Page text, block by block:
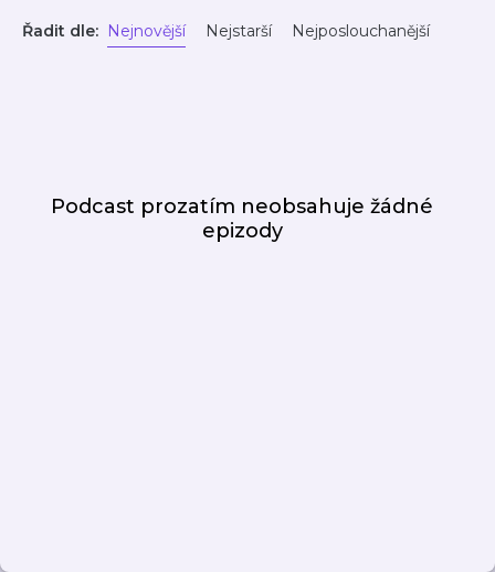
Řadit dle: Nejnovější Nejstarší Nejposlouchanější
Podcast prozatím neobsahuje žádné
epizody